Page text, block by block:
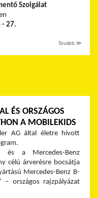
Szolgálat
- 27.
Tovább ≫
ÉS ORSZÁGOS
A MOBILEKIDS
AG által életre hívott
és a Mercedes-Benz
célú árverésre bocsátja
Mercedes-Benz B-
– országos rajzpályázat